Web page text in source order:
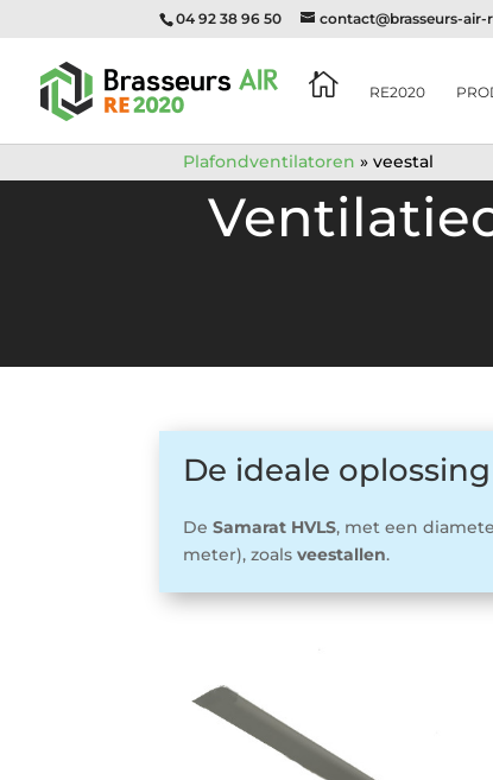
Plafondventilatoren »veestal
04 92 38 96 50 contact@brasseurs-air-
 RE2020
De ideale
DeSamarat HVLS, met een
meter), zoalsveestallen.